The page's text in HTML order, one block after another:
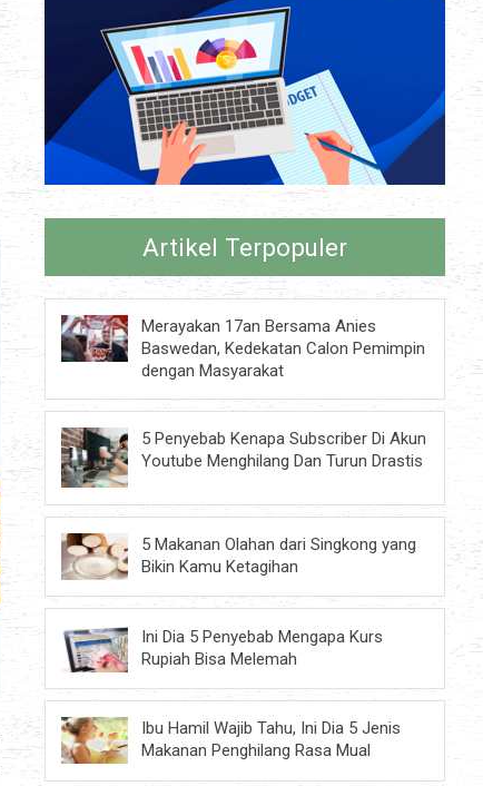
Artikel Terpopuler
Merayakan 17an Bersama Anies
Baswedan, Kedekatan Calon Pemimpin
dengan Masyarakat
5 Penyebab Kenapa Subscriber Di Akun
Youtube Menghilang Dan Turun Drastis
5 Makanan Olahan dari Singkong yang
Bikin Kamu Ketagihan
Ini Dia 5 Penyebab Mengapa Kurs
Rupiah Bisa Melemah
Ibu Hamil Wajib Tahu, Ini Dia 5 Jenis
Makanan Penghilang Rasa Mual